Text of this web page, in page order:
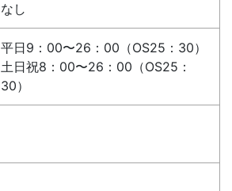
なし
平日9：00〜26：00（OS25：30）
土日祝8：00〜26：00（OS25：
30）